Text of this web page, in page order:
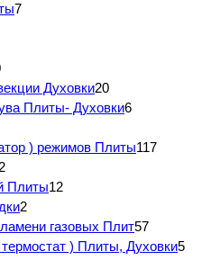
7
Духовки20
Плиты- Духовки6
) режимов Плиты117
2
Плиты12
2
газовых Плит57
) Плиты, Духовки5